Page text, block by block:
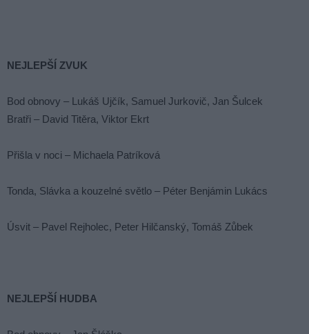
NEJLEPŠÍ ZVUK
Bod obnovy – Lukáš Ujčík, Samuel Jurkovič, Jan Šulcek
Bratři – David Titěra, Viktor Ekrt
Přišla v noci – Michaela Patríková
Tonda, Slávka a kouzelné světlo – Péter Benjámin Lukács
Úsvit – Pavel Rejholec, Peter Hilčanský, Tomáš Zůbek
NEJLEPŠÍ HUDBA